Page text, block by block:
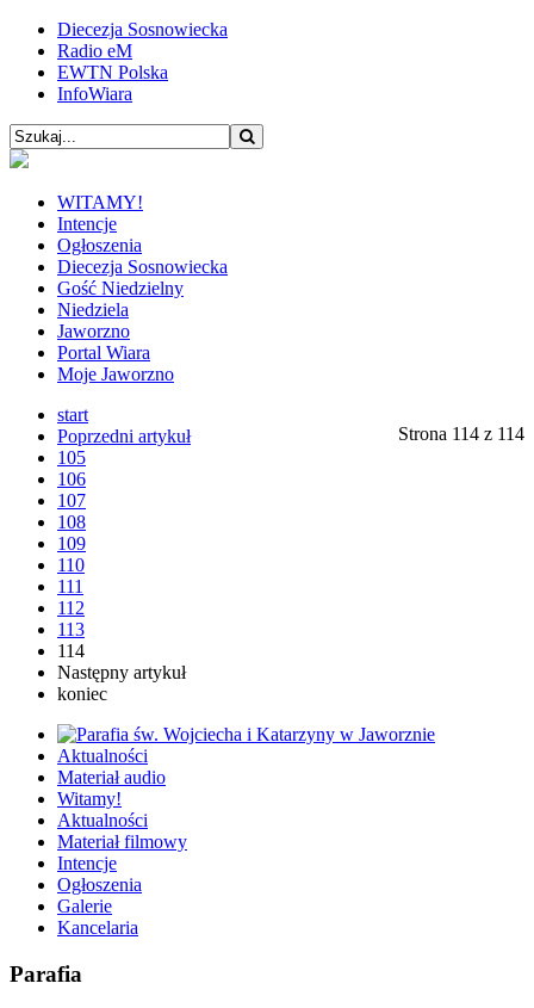
Diecezja Sosnowiecka
Radio eM
EWTN Polska
InfoWiara
WITAMY!
Intencje
Ogłoszenia
Diecezja Sosnowiecka
Gość Niedzielny
Niedziela
Jaworzno
Portal Wiara
Moje Jaworzno
Strona 114 z 114
start
Poprzedni artykuł
105
106
107
108
109
110
111
112
113
114
Następny artykuł
koniec
Aktualności
Materiał audio
Witamy!
Aktualności
Materiał filmowy
Intencje
Ogłoszenia
Galerie
Kancelaria
Parafia